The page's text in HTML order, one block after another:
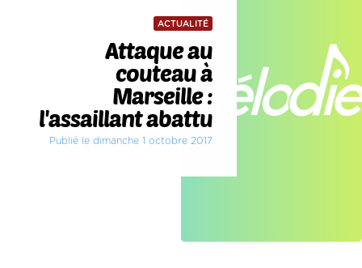
ACTUALITÉ
Attaque au
couteau à
Marseille :
l'assaillant abattu
Publié le dimanche 1 octobre 2017